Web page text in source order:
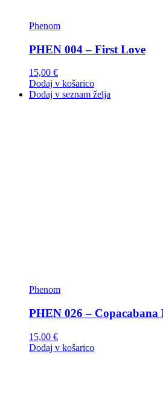
Phenom
PHEN 004 – First Love
15,00 €
Dodaj v košarico
Dodaj v seznam želja
Phenom
PHEN 026 – Copacabana
15,00 €
Dodaj v košarico